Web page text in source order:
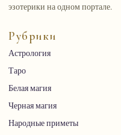
эзотерики на одном портале.
Рубрики
Астрология
Таро
Белая магия
Черная магия
Народные приметы